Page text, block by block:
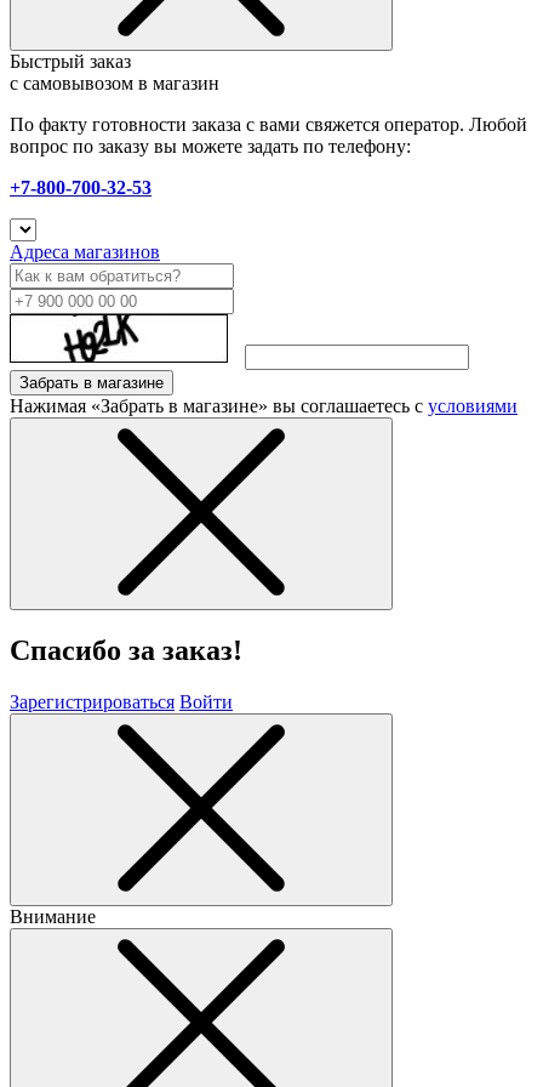
Быстрый заказ
с самовывозом в магазин
По факту готовности заказа с вами свяжется оператор. Любой
вопрос по заказу вы можете задать по телефону:
+7-800-700-32-53
Адреса магазинов
Забрать в магазине
Нажимая «Забрать в магазине» вы соглашаетесь с условиями
Спасибо за заказ!
Зарегистрироваться Войти
Внимание